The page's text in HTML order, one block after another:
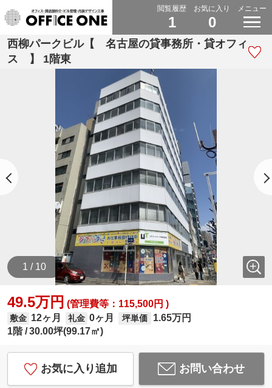
閲覧履歴
1
お気に入り
0
メニュー
西柳パークビル【 名古屋の貸事務所・貸オフィ
ス 】 1階東
1 / 10
49.5万円 (管理費等：115,500円 )
敷金 12ヶ月 礼金 0ヶ月 坪単価
1.65万円
1階 30.00坪(99.17㎡)
お気に入り追加 お問い合わせ